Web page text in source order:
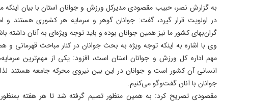
به گزارش نصر، حبیب مقصودی مدیرکل ورزش و جوانان استان با بیان اینکه
در اولویت قرار گیرد، گفت: جوانان گوهر و سرمایه هر کشوری هستند و
گران‌بهای کشور ما نیز همین جوانان بوده و باید توجه ویژه‌ای به آنان داشته
وی با اشاره به اینکه توجه ویژه به بحث جوانان در کنار مباحث قهرمانی و
مهم اداره کل ورزش و جوانان استان است، افزود: یکی از مهم‌ترین
انسانی آن کشور است و جوانان در این بین نیروی محرکه جامعه هستند
جوانان با آنان گفت‌وگو می‌کنیم.
مقصودی تصریح کرد: به همین منظور تصیم گرفته شد تا هر هفته